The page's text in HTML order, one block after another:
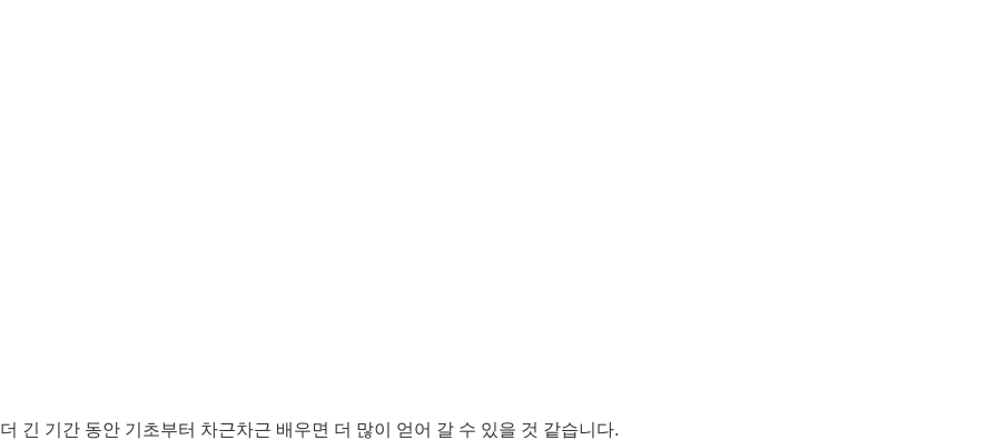
더 긴 기간 동안 기초부터 차근차근 배우면 더 많이 얻어 갈 수 있을 것 같습니다.